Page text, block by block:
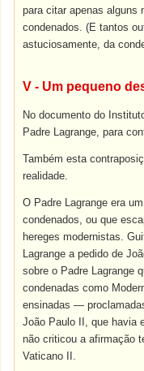
para citar apenas alguns
condenados. (E tantos
astuciosamente, da
V - Um pequeno
No documento do
Padre Lagrange, para
Também esta
realidade.
O Padre Lagrange era
condenados, ou que
hereges modernistas.
Lagrange a pedido de
sobre o Padre Lagrange
condenadas como
ensinadas —
João Paulo II, que havia
não criticou a afirmação
Vaticano II.